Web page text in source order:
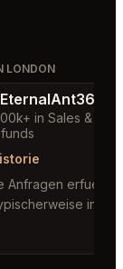
LONDON
in Sales & Low
Anfragen erfuellt
in 5